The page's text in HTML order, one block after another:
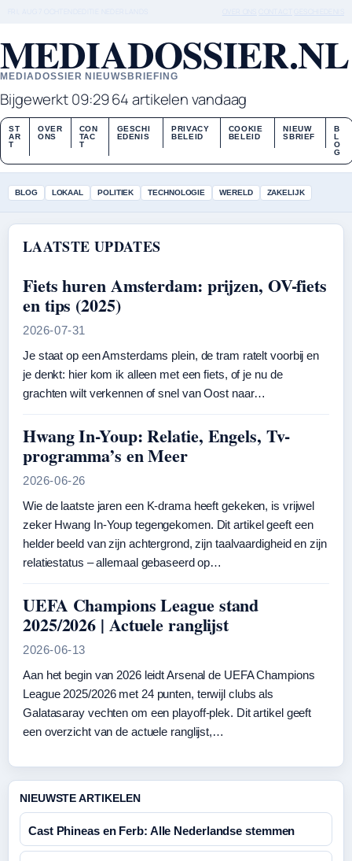
MEDIADOSSIER.NL
MEDIADOSSIER NIEUWSBRIEFING
Bijgewerkt 09:2964 artikelen vandaag
ST
AR
T
OVER
ONS
CON
TAC
T
GESCHI
EDENIS
PRIVACY
BELEID
COOKIE
BELEID
NIEUW
SBRIEF
B
L
O
G
BLOG LOKAAL POLITIEK TECHNOLOGIE WERELD ZAKELIJK
LAATSTE UPDATES
Fiets huren Amsterdam: prijzen, OV-fiets
en tips (2025)
2026-07-31
Je staat op een Amsterdams plein, de tram ratelt voorbij en
je denkt: hier kom ik alleen met een fiets, of je nu de
grachten wilt verkennen of snel van Oost naar…
Hwang In-Youp: Relatie, Engels, Tv-
programma’s en Meer
2026-06-26
Wie de laatste jaren een K-drama heeft gekeken, is vrijwel
zeker Hwang In‑Youp tegengekomen. Dit artikel geeft een
helder beeld van zijn achtergrond, zijn taalvaardigheid en zijn
relatiestatus – allemaal gebaseerd op…
UEFA Champions League stand
2025/2026 | Actuele ranglijst
2026-06-13
Aan het begin van 2026 leidt Arsenal de UEFA Champions
League 2025/2026 met 24 punten, terwijl clubs als
Galatasaray vechten om een playoff-plek. Dit artikel geeft
een overzicht van de actuele ranglijst,…
NIEUWSTE ARTIKELEN
Cast Phineas en Ferb: Alle Nederlandse stemmen